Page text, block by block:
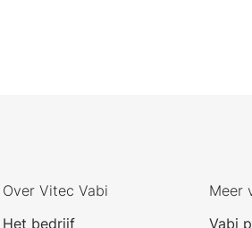
Over Vitec Vabi
Het bedrijf
Meer
Vabi